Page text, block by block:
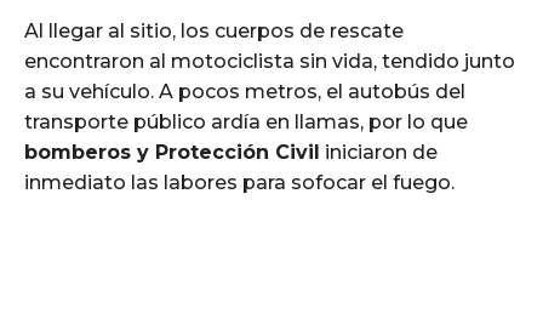
Al llegar al sitio, los cuerpos de rescate
encontraron al motociclista sin vida, tendido junto
a su vehículo. A pocos metros, el autobús del
transporte público ardía en llamas, por lo que
bomberos y Protección Civil iniciaron de
inmediato las labores para sofocar el fuego.